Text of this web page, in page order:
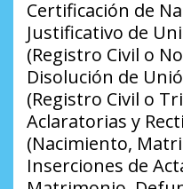
Certificación de
Justificativo de
(Registro Civil o
Disolución de
(Registro Civil o
Aclaratorias y
(Nacimiento,
Inserciones de